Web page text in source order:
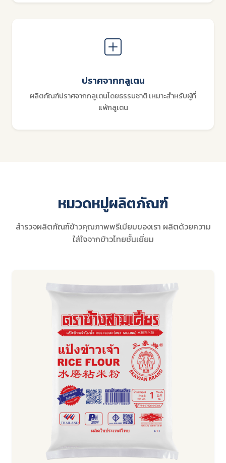
ปราศจากกลูเตน
ผลิตภัณฑ์ปราศจากกลูเตนโดยธรรมชาติ เหมาะสำหรับผู้ที่
แพ้กลูเตน
หมวดหมู่ผลิตภัณฑ์
สำรวจผลิตภัณฑ์ข้าวคุณภาพพรีเมียมของเรา ผลิตด้วยความ
ใส่ใจจากข้าวไทยชั้นเยี่ยม